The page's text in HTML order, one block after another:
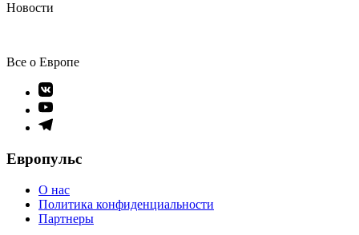
Новости
Все о Европе
Элемент
меню
Элемент
меню
Элемент
Европульс
О нас
Политика конфиденциальности
Партнеры